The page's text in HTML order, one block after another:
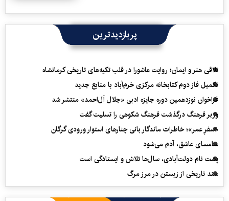
پربازدیدترین
تلاقی هنر و ایمان؛ روایت عاشورا در قلب تکیه‌های تاریخی کرمانشاه
تکمیل فاز دوم کتابخانه مرکزی خرم‌آباد با منابع جدید
فراخوان نوزدهمین دوره جایزه ادبی «جلال آل‌احمد» منتشر شد
وزیر فرهنگ درگذشت فرهنگ شکوهی را تسلیت گفت
«سفرِ عمر»؛ خاطرات ماندگار بانی چنارهای استوار ورودی گرگان
سامسای عاشق، آدم می‌شود
پشت نام دولت‌آبادی، سال‌ها تلاش و ایستادگی است
سند تاریخی از زیستن در مرز مرگ